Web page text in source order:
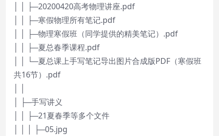
│ │ ├─20200420高考物理讲座.pdf
│ │ ├─寒假物理所有笔记.pdf
│ │ ├─物理寒假班（同学提供的精美笔记）.pdf
│ │ ├─夏总春季课程.pdf
│ │ └─夏总课上手写笔记导出图片合成版PDF（寒假班
共16节）.pdf
│ ├─手写讲义
│ │ ├─21夏春季等多个文件
│ │ │ ├─05.jpg